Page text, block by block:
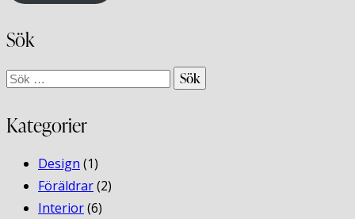
Sök
Sök
Kategorier
Design (1)
Föräldrar(2)
Interior(6)